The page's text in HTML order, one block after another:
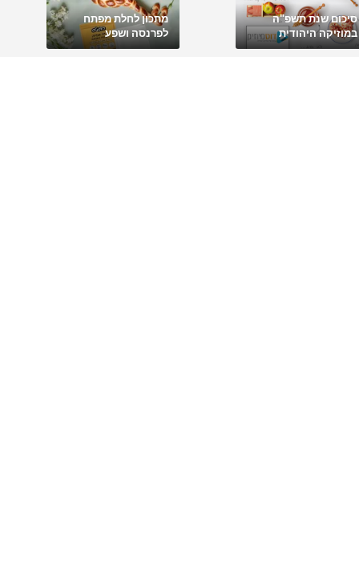
סיכום שנת תשפ"ה
במוזיקה היהודית
מתכון לחלת מפתח
לפרנסה ושפע